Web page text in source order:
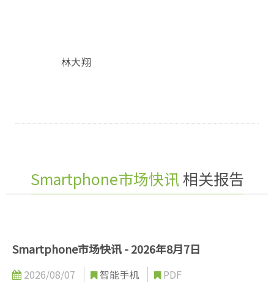
林大翔
Smartphone市场快讯相关报告
Smartphone市场快讯 - 2026年8月7日
2026/08/07 智能手机 PDF